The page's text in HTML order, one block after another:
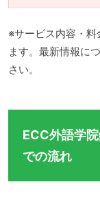
※サービス内容・
ます。最新情報に
さい。
ECC外語学
での流れ